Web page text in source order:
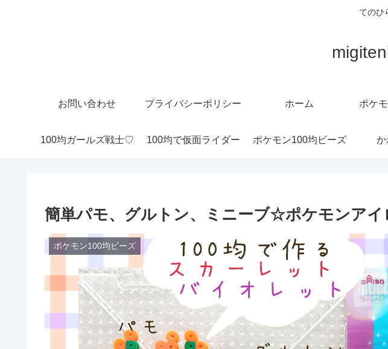
てのひ
お問い合わせ プライバシーポリシー ホーム ポケ
100均ガールズ戦士♡ 100均で仮面ライダー ポケモン100均ビーズ か
簡単パモ、グルトン、ミニーブ☆ポケモンアイ
ポケモン100均ビーズ